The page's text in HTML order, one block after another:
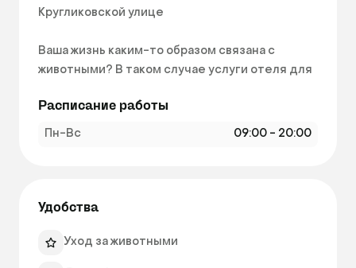
Кругликовской улице
Ваша жизнь каким-то образом связана с
животными? В таком случае услуги отеля для
Вы являетесь владельцем домашнего
вашему любимцу дадут не только приют, но и
Только не забудьте забронировать место
Расписание работы
Пн-Вс 09:00 - 20:00
Удобства
Уход за животными